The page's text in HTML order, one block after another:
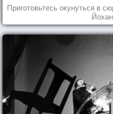
Приготовьтесь окунуться в